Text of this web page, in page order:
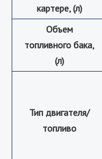
картере, (л)
Объем
топливного бака,
(л)
Тип двигателя/
топливо